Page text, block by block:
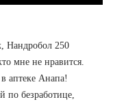
Нандробол 250
мне не нравится.
аптеке Анапа!
по безработице,